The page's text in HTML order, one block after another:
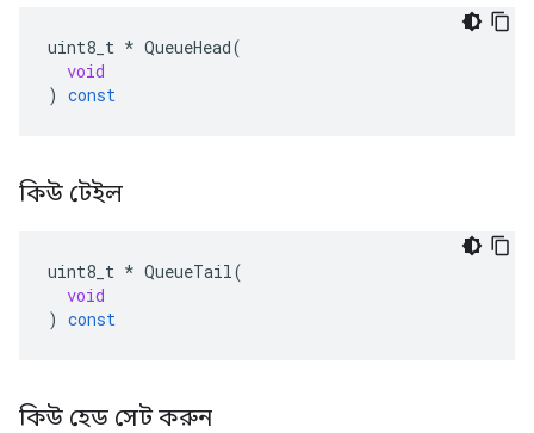
uint8_t * QueueHead(
void
) const
কিউ টেইল
uint8_t * QueueTail(
void
) const
কিউ হেড সেট করুন